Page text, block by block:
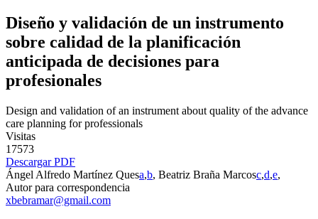
Diseño y validación de un instrumento
sobre calidad de la planificación
anticipada de decisiones para
profesionales
Design and validation of an instrument about quality of the advance
care planning for professionals
Visitas
17573
Descargar PDF
Ángel Alfredo Martínez Quesa,b, Beatriz Braña Marcosc,d,e,
Autor para correspondencia
xbebramar@gmail.com